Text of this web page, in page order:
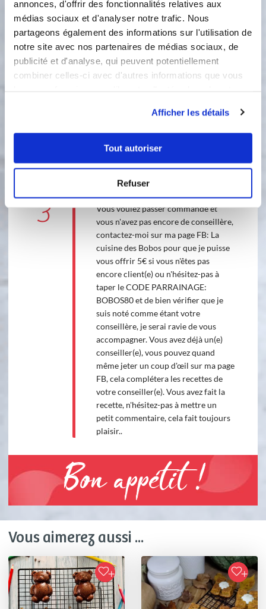
annonces, d'offrir des fonctionnalités relatives aux
médias sociaux et d'analyser notre trafic. Nous
partageons également des informations sur l'utilisation de
notre site avec nos partenaires de médias sociaux, de
publicité et d'analyse, qui peuvent potentiellement
combiner celles-ci avec d'autres informations que vous
Afficher les détails
Tout autoriser
Refuser
bicarbonate de soude, le sel et la
cannelle, mélangez. Remplissez les
empreintes, posez la toile de cuisson
sur le dessus, enfournez 25 min à
180°C. A la sortie du four, attendez 5
min puis démoulez, laissez refroidir.
frais et le citron jusqu’à ce que le
vous voulez décorer en couleurs.
Remplissez les trous à l’aide d’un
cure-dent, armez-vous de patience !!
3
Vous voulez passer commande et
vous n'avez pas encore de conseillère,
contactez-moi sur ma page FB: La
cuisine des Bobos pour que je puisse
vous offrir 5€ si vous n'êtes pas
encore client(e) ou n'hésitez-pas à
taper le CODE PARRAINAGE:
BOBOS80 et de bien vérifier que je
suis noté comme étant votre
conseillère, je serai ravie de vous
accompagner. Vous avez déjà un(e)
conseiller(e), vous pouvez quand
même jeter un coup d'œil sur ma page
FB, cela complétera les recettes de
votre conseiller(e). Vous avez fait la
recette, n'hésitez-pas à mettre un
petit commentaire, cela fait toujours
plaisir..
Bon appétit !
Vous aimerez aussi ...